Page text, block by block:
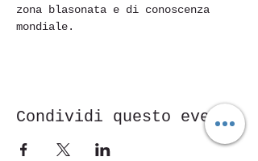
zona blasonata e di conoscenza
mondiale.
Condividi questo evento